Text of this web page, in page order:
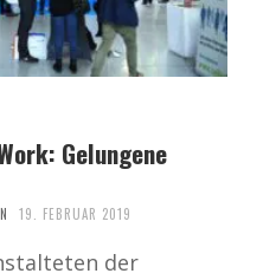
Gelungene
19. FEBRUAR 2019
der